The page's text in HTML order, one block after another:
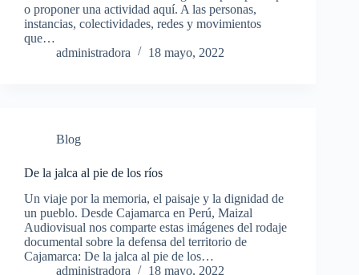
o proponer una actividad aquí. A las personas,
instancias, colectividades, redes y movimientos
que…
administradora
18 mayo, 2022
Blog
De la jalca al pie de los ríos
Un viaje por la memoria, el paisaje y la dignidad de
un pueblo. Desde Cajamarca en Perú, Maizal
Audiovisual nos comparte estas imágenes del rodaje
documental sobre la defensa del territorio de
Cajamarca: De la jalca al pie de los…
administradora
18 mayo, 2022